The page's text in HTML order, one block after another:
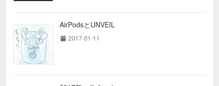
AirPodsとUNVEIL
2017-01-11